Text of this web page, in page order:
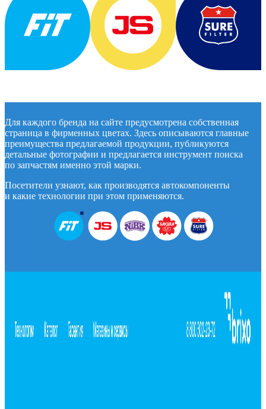
Для каждого бренда на сайте предусмотрена собственная
страница в фирменных цветах. Здесь описываются главные
преимущества предлагаемой продукции, публикуются
детальные фотографии и предлагается инструмент поиска
по запчастям именно этой марки.
Посетители узнают, как производятся автокомпоненты
и какие технологии при этом применяются.